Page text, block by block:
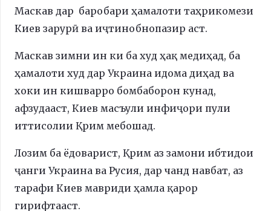
Маскав дар баробари ҳамалоти таҳрикомези
Киев зарурӣ ва иҷтинобнопазир аст.
Маскав зимни ин ки ба худ ҳақ медиҳад, ба
ҳамалоти худ дар Украина идома диҳад ва
хоки ин кишварро бомбаборон кунад,
афзудааст, Киев масъули инфиҷори пули
иттисолии Қрим мебошад.
Лозим ба ёдоварист, Қрим аз замони ибтидои
ҷанги Украина ва Русия, дар чанд навбат, аз
тарафи Киев мавриди ҳамла қарор
гирифтааст.